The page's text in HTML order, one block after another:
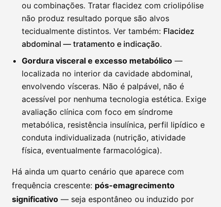
ou combinações. Tratar flacidez com criolipólise
não produz resultado porque são alvos
tecidualmente distintos. Ver também: Flacidez
abdominal — tratamento e indicação.
Gordura visceral e excesso metabólico —
localizada no interior da cavidade abdominal,
envolvendo vísceras. Não é palpável, não é
acessível por nenhuma tecnologia estética. Exige
avaliação clínica com foco em síndrome
metabólica, resistência insulínica, perfil lipídico e
conduta individualizada (nutrição, atividade
física, eventualmente farmacológica).
Há ainda um quarto cenário que aparece com
frequência crescente: pós-emagrecimento
significativo — seja espontâneo ou induzido por